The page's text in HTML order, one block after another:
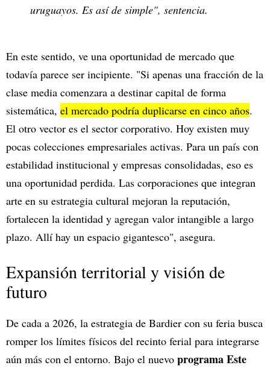
uruguayos. Es así de simple", sentencia.
En este sentido, ve una oportunidad de mercado que
todavía parece ser incipiente. "Si apenas una fracción de la
clase media comenzara a destinar capital de forma
sistemática, el mercado podría duplicarse en cinco años.
El otro vector es el sector corporativo. Hoy existen muy
pocas colecciones empresariales activas. Para un país con
estabilidad institucional y empresas consolidadas, eso es
una oportunidad perdida. Las corporaciones que integran
arte en su estrategia cultural mejoran la reputación,
fortalecen la identidad y agregan valor intangible a largo
plazo. Allí hay un espacio gigantesco", asegura.
Expansión territorial y visión de
futuro
De cada a 2026, la estrategia de Bardier con su feria busca
romper los límites físicos del recinto ferial para integrarse
aún más con el entorno. Bajo el nuevo programa Este